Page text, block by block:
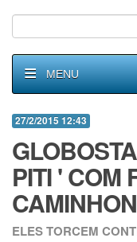
MENU
27/2/2015 12:43
PITI ' COM
ELES TORCEM